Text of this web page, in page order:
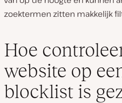
zoektermen zitten makkelijk
Hoe
website op
blocklist is